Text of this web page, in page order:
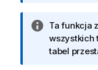
I
n
f
Ta funkcja
wszystkich
tabel